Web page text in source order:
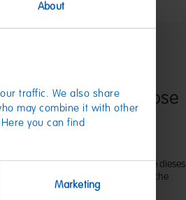
About
traffic. We also share
may combine it with other
you can find
Marketing
auf eine HARIBO Dose
kleben - fertig!
man am besten mit HARIBO. Klebe dieses
HARIBO Dose deiner Wahl und mache
süße Freude damit.